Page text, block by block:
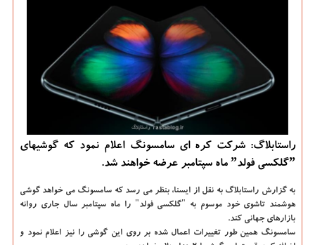
راستابلاگ: شركت كره ای سامسونگ اعلام نمود كه گوشیهای
ˮگلكسی فولدˮ ماه سپتامبر عرضه خواهند شد.
به گزارش راستابلاگ به نقل از ایسنا، بنظر می رسد كه سامسونگ می خواهد گوشی
هوشمند تاشوی خود موسوم به "گلكسی فولد" را ماه سپتامبر سال جاری روانه
بازارهای جهانی كند.
سامسونگ همین طور تغییرات اعمال شده بر روی این گوشی را نیز اعلام نمود و